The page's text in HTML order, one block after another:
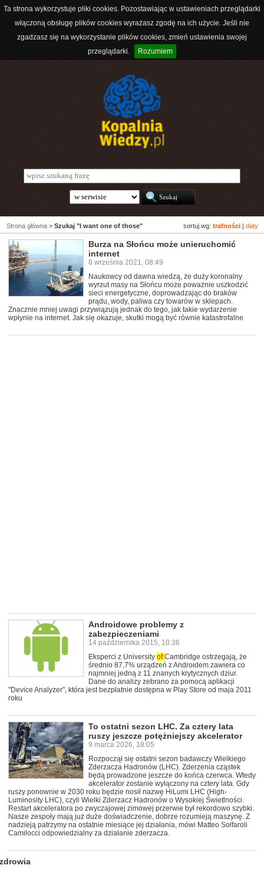
Ta strona wykorzystuje pliki cookies. Pozostawiając w ustawieniach przeglądarki
włączoną obsługę plików cookies wyrażasz zgodę na ich użycie. Jeśli nie
zgadzasz się na wykorzystanie plików cookies, zmień ustawienia swojej
przeglądarki.
Rozumiem
sortuj wg: trafności daty
Strona główna > Szukaj "I want one of those"
Burza na Słońcu może unieruchomić
internet
8 września 2021, 08:49
Naukowcy od dawna wiedzą, że duży koronalny
wyrzut masy na Słońcu może poważnie uszkodzić
sieci energetyczne, doprowadzając do braków
prądu, wody, paliwa czy towarów w sklepach.
Znacznie mniej uwagi przywiązują jednak do tego, jak takie wydarzenie
wpłynie na internet. Jak się okazuje, skutki mogą być równie katastrofalne
Androidowe problemy z
zabezpieczeniami
14 października 2015, 10:36
Eksperci z University ofCambridge ostrzegają, że
średnio 87,7% urządzeń z Androidem zawiera co
najmniej jedną z 11 znanych krytycznych dziur.
Dane do analizy zebrano za pomocą aplikacji
"Device Analyzer", która jest bezpłatnie dostępna w Play Store od maja 2011
roku
To ostatni sezon LHC. Za cztery lata
ruszy jeszcze potężniejszy akcelerator
9 marca 2026, 18:05
Rozpoczął się ostatni sezon badawczy Wielkiego
Zderzacza Hadronów (LHC). Zderzenia cząstek
będą prowadzone jeszcze do końca czerwca. Wtedy
akcelerator zostanie wyłączony na cztery lata. Gdy
ruszy ponownie w 2030 roku będzie nosił nazwę HiLumi LHC (High-
Luminosity LHC), czyli Wielki Zderzacz Hadronów o Wysokiej Świetlności.
Restart akceleratora po zwyczajowej zimowej przerwie był rekordowo szybki.
Nasze zespoły mają już duże doświadczenie, dobrze rozumieją maszynę. Z
nadzieją patrzymy na ostatnie miesiące jej działania, mówi Matteo Solfaroli
Camilocci odpowiedzialny za działanie zderzacza.